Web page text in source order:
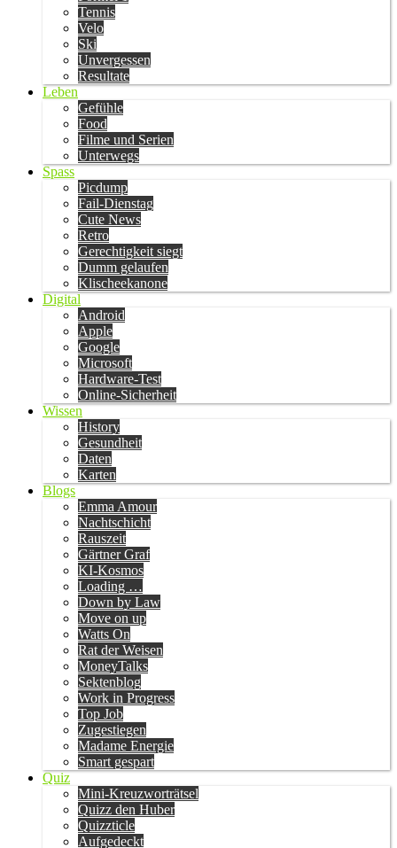
Tennis
Velo
Ski
Unvergessen
Resultate
Leben
Gefühle
Food
Filme und Serien
Unterwegs
Spass
Picdump
Fail-Dienstag
Cute News
Retro
Gerechtigkeit siegt
Dumm gelaufen
Klischeekanone
Digital
Android
Apple
Google
Microsoft
Hardware-Test
Online-Sicherheit
Wissen
History
Gesundheit
Daten
Karten
Blogs
Emma Amour
Nachtschicht
Rauszeit
Gärtner Graf
KI-Kosmos
Loading …
Down by Law
Move on up
Watts On
Rat der Weisen
MoneyTalks
Sektenblog
Work in Progress
Top Job
Zugestiegen
Madame Energie
Smart gespart
Quiz
Mini-Kreuzworträtsel
Quizz den Huber
Quizzticle
Aufgedeckt